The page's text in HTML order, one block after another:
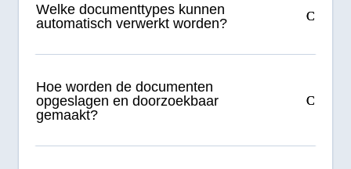
Welke documenttypes kunnen
automatisch verwerkt worden?
Hoe worden de documenten
opgeslagen en doorzoekbaar
gemaakt?